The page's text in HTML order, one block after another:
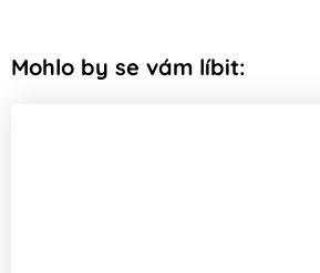
Mohlo by se vám líbit: